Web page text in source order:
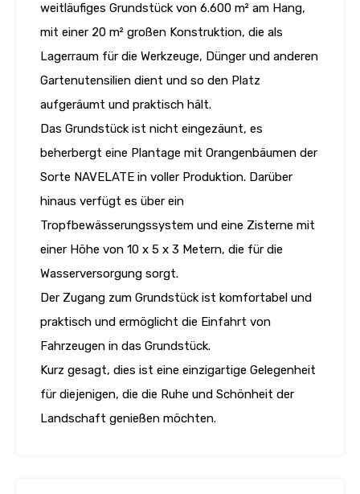
weitläufiges Grundstück von 6.600 m² am Hang,
mit einer 20 m² großen Konstruktion, die als
Lagerraum für die Werkzeuge, Dünger und anderen
Gartenutensilien dient und so den Platz
aufgeräumt und praktisch hält.
Das Grundstück ist nicht eingezäunt, es
beherbergt eine Plantage mit Orangenbäumen der
Sorte NAVELATE in voller Produktion. Darüber
hinaus verfügt es über ein
Tropfbewässerungssystem und eine Zisterne mit
einer Höhe von 10 x 5 x 3 Metern, die für die
Wasserversorgung sorgt.
Der Zugang zum Grundstück ist komfortabel und
praktisch und ermöglicht die Einfahrt von
Fahrzeugen in das Grundstück.
Kurz gesagt, dies ist eine einzigartige Gelegenheit
für diejenigen, die die Ruhe und Schönheit der
Landschaft genießen möchten.